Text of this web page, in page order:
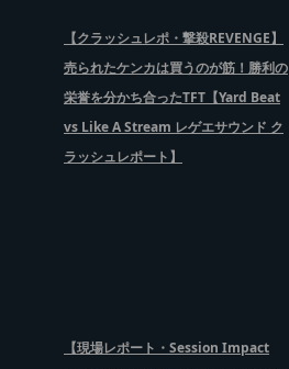
【クラッシュレポ・撃殺REVENGE】
売られたケンカは買うのが筋！勝利の
栄誉を分かち合ったTFT【Yard Beat
vs Like A Stream レゲエサウンド ク
ラッシュレポート】
【現場レポート・Session Impact